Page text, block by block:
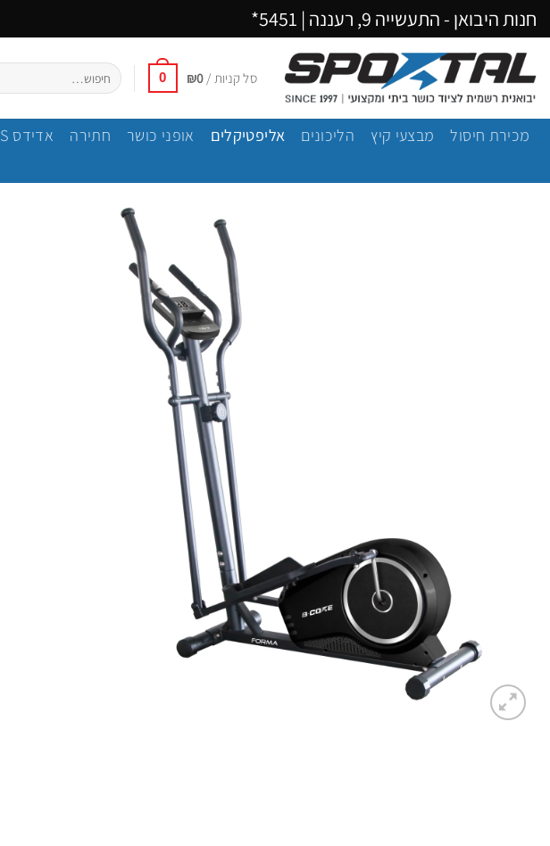
Skip
to
content
חנות היבואן - התעשייה 9, רעננה | 5451*
סל קניות / ₪0
0
חיפוש
עבור:
מכירת חיסול מבצעי קיץ הליכונים אליפטיקלים אופני כושר חתירה אדידס ADIDAS